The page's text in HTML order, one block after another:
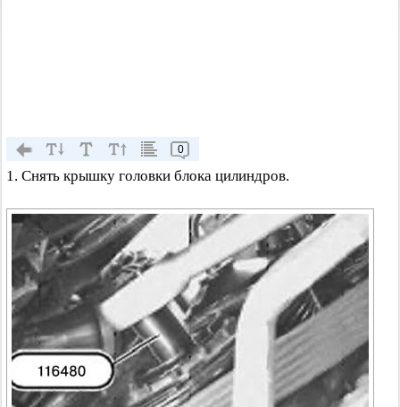
0
1. Снять крышку головки блока цилиндров.